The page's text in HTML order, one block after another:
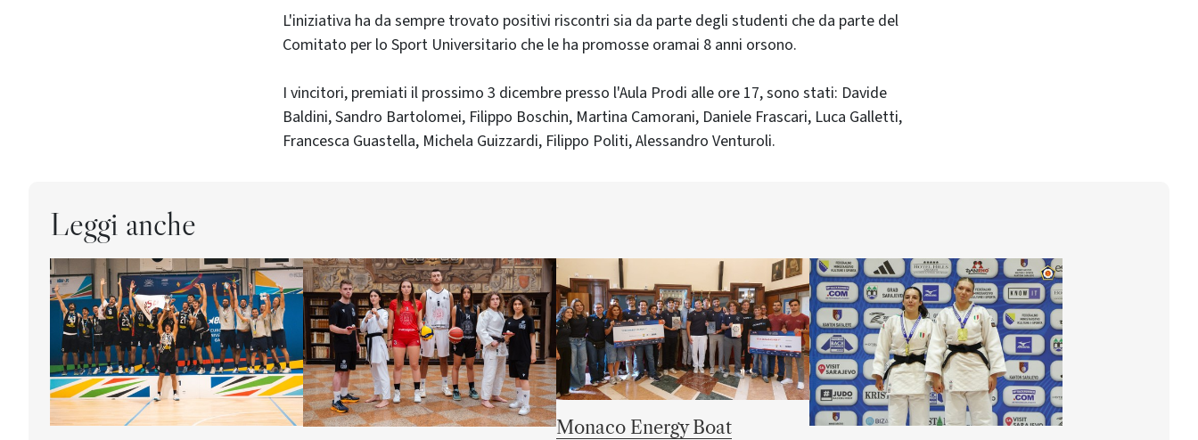
L'iniziativa ha da sempre trovato positivi riscontri sia da parte degli studenti che da parte del
Comitato per lo Sport Universitario che le ha promosse oramai 8 anni orsono.
I vincitori, premiati il prossimo 3 dicembre presso l'Aula Prodi alle ore 17, sono stati: Davide
Baldini, Sandro Bartolomei, Filippo Boschin, Martina Camorani, Daniele Frascari, Luca Galletti,
Francesca Guastella, Michela Guizzardi, Filippo Politi, Alessandro Venturoli.
Leggi anche
Monaco Energy Boat